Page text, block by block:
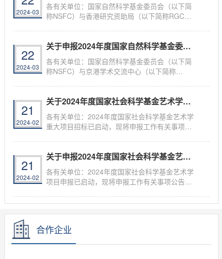
2024-03
各有关单位：国家自然科学基金委员会（以下简
称NSFC）与香港研究资助局（以下简称RGC）
22
2024-03
关于申报2024年度国家自然科学基金委员会与...
各有关单位：国家自然科学基金委员会（以下简
称NSFC）与京港学术交流中心（以下简称
21
2024-02
关于2024年度国家社会科学基金艺术学重大项...
各有关单位：2024年度国家社会科学基金艺术学
重大项目招标已启动，现将申报工作有关事项公
21
2024-02
关于申报2024年度国家社会科学基金艺术学项...
各有关单位：2024年度国家社会科学基金艺术学
项目申报已启动，现将申报工作有关事项公告如
合作企业